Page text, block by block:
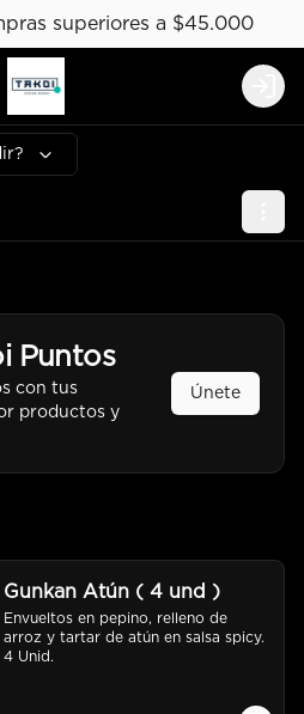
superiores a $45.000
Puntos
con tus
productos y
Únete
Gunkan Atún ( 4 und )
Envueltos en pepino, relleno de
arroz y tartar de atún en salsa spicy.
4 Unid.